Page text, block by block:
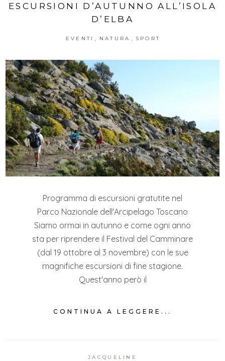
ESCURSIONI D’AUTUNNO ALL’ISOLA
D’ELBA
EVENTI NATURA SPORT
Programma di escursioni gratutite nel
Parco Nazionale dell'Arcipelago Toscano
Siamo ormai in autunno e come ogni anno
sta per riprendere il Festival del Camminare
(dal 19 ottobre al 3 novembre) con le sue
magnifiche escursioni di fine stagione.
Quest'anno però il
CONTINUA A LEGGERE...
JACQUELINE